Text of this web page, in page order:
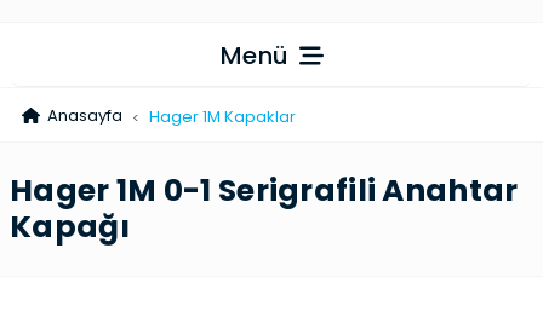
Menü
Anasayfa Hager 1M Kapaklar
Hager 1M 0-1 Serigrafili Anahtar
Kapağı